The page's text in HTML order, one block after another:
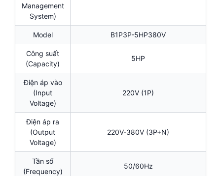
Management
System)
Model B1P3P-5HP380V
Công suất
(Capacity)
5HP
Điện áp vào
(Input
Voltage)
220V (1P)
Điện áp ra
(Output
Voltage)
220V-380V (3P+N)
Tần số
(Frequency)
50/60Hz